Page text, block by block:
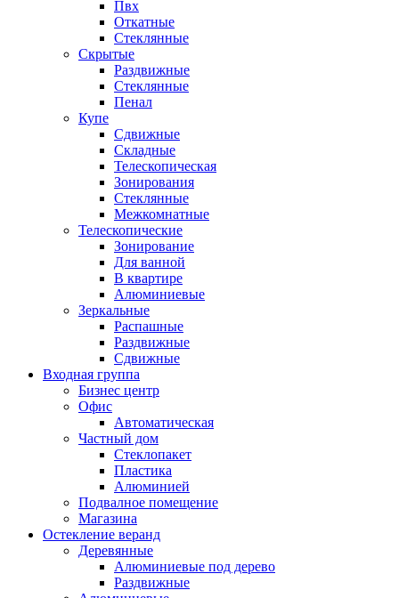
Пвх
Откатные
Стеклянные
Скрытые
Раздвижные
Стеклянные
Пенал
Купе
Сдвижные
Складные
Телескопическая
Зонирования
Стеклянные
Межкомнатные
Телескопические
Зонирование
Для ванной
В квартире
Алюминиевые
Зеркальные
Распашные
Раздвижные
Сдвижные
Входная группа
Бизнес центр
Офис
Автоматическая
Частный дом
Стеклопакет
Пластика
Алюминией
Подвалное помещение
Магазина
Остекление веранд
Деревянные
Алюминиевые под дерево
Раздвижные